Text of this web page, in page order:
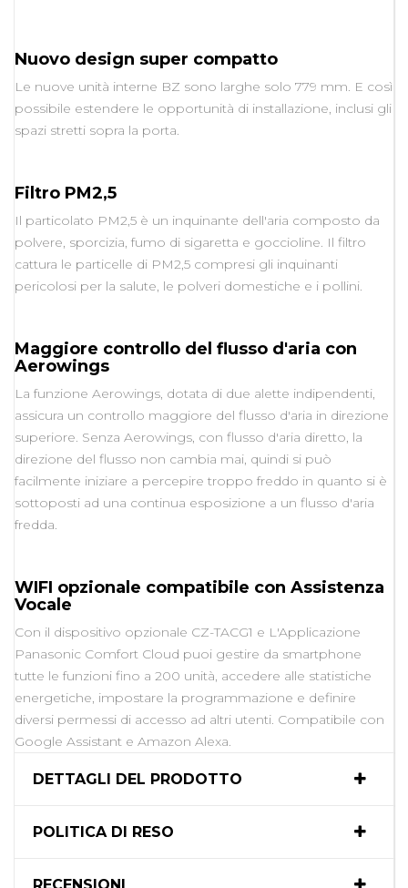
Nuovo design super compatto
Le nuove unità interne BZ sono larghe solo 779 mm. E così
possibile estendere le opportunità di installazione, inclusi gli
spazi stretti sopra la porta.
Filtro PM2,5
Il particolato PM2,5 è un inquinante dell'aria composto da
polvere, sporcizia, fumo di sigaretta e goccioline. Il filtro
cattura le particelle di PM2,5 compresi gli inquinanti
pericolosi per la salute, le polveri domestiche e i pollini.
Maggiore controllo del flusso d'aria con
Aerowings
La funzione Aerowings, dotata di due alette indipendenti,
assicura un controllo maggiore del flusso d'aria in direzione
superiore. Senza Aerowings, con flusso d'aria diretto, la
direzione del flusso non cambia mai, quindi si può
facilmente iniziare a percepire troppo freddo in quanto si è
sottoposti ad una continua esposizione a un flusso d'aria
fredda.
WIFI opzionale compatibile con Assistenza
Vocale
Con il dispositivo opzionale CZ-TACG1 e L'Applicazione
Panasonic Comfort Cloud puoi gestire da smartphone
tutte le funzioni fino a 200 unità, accedere alle statistiche
energetiche, impostare la programmazione e definire
diversi permessi di accesso ad altri utenti. Compatibile con
Google Assistant e Amazon Alexa.
DETTAGLI DEL PRODOTTO
POLITICA DI RESO
RECENSIONI